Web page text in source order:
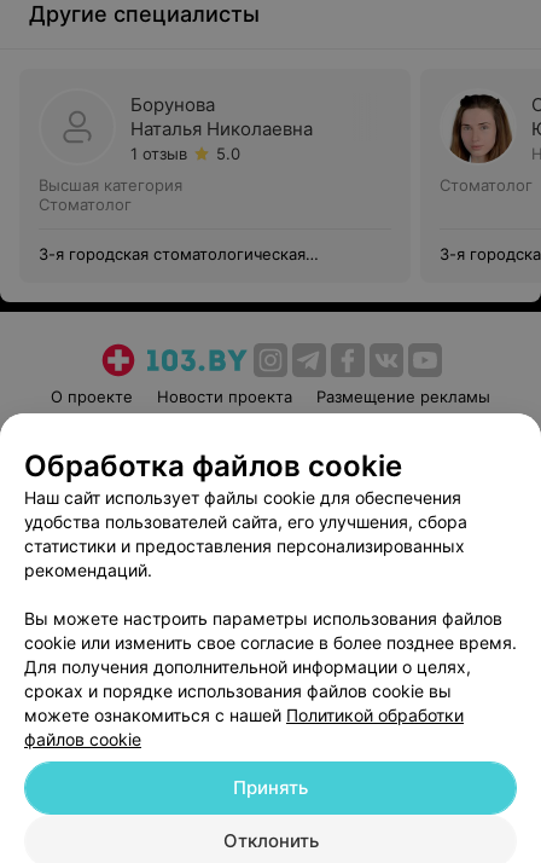
Другие специалисты
Борунова
Наталья Николаевна
1 отзыв
5.0
Высшая категория
Стоматолог
3-я городская стоматологическая
Стоматолог
3-я
О проекте Новости проекта
Размещение рекламы
Пользовательское соглашение
Способы оплаты
Вакансии
Партнеры
Написать руководителю 103.by
Обработка персональных данных
© 2026 ООО «Артокс Лаб», УНП 191700409
| 220012, Республика Беларусь,
Обработка файлов cookie
Наш сайт использует файлы cookie для обеспечения
удобства пользователей сайта, его улучшения, сбора
статистики и предоставления персонализированных
рекомендаций.
Вы можете настроить параметры использования файлов
cookie или изменить свое согласие в более позднее время.
Для получения дополнительной информации о целях,
сроках и порядке использования файлов cookie вы
можете ознакомиться с нашей Политикой обработки
файлов cookie
Отклонить
Принять